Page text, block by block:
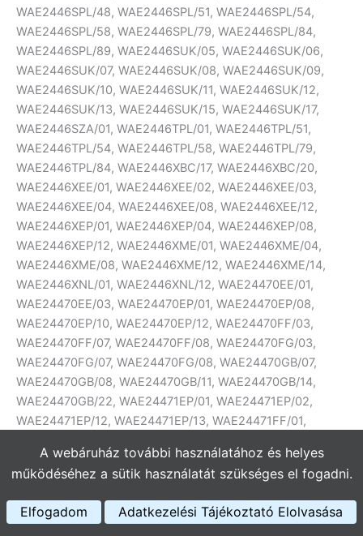
A webáruház további használatához és helyes
működéséhez a sütik használatát szükséges el fogadni.
Elfogadom Adatkezelési Tájékoztató Elolvasása